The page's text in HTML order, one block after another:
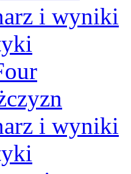
i wyniki
i wyniki